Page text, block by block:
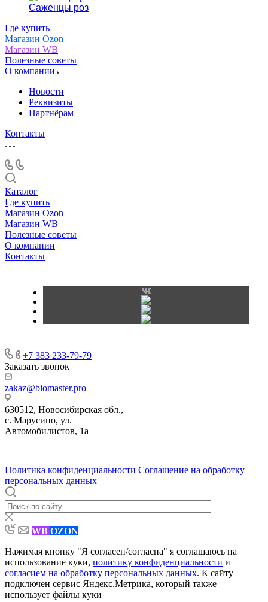
Саженцы роз
Где купить
Магазин Ozon
Магазин WB
Полезные советы
О компании
Новости
Реквизиты
Партнёрам
Контакты
Каталог
Где купить
Магазин Ozon
Магазин WB
Полезные советы
О компании
Контакты
+7 383 233-79-79
Заказать звонок
zakaz@biomaster.pro
630512, Новосибирская обл.,
с. Марусино, ул.
Автомобилистов, 1а
Политика конфиденциальности Соглашение на обработку
персональных данных
WB OZON
Нажимая кнопку "Я согласен/согласна" я соглашаюсь на
использование куки, политику конфиденциальности и
согласием на обработку персональных данных. К сайту
подключен сервис Яндекс.Метрика, который также
использует файлы куки